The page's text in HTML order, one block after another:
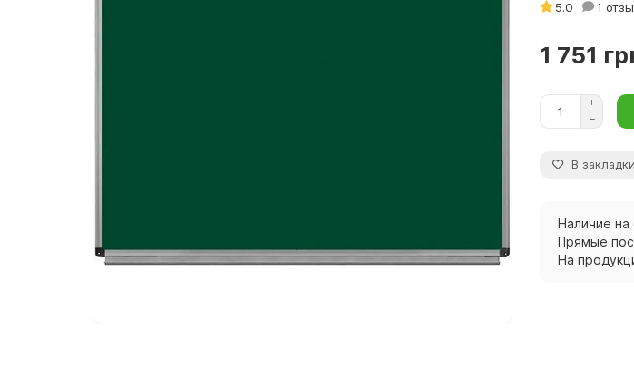
5.0 1
1 751
В закладки
Наличие
Прямые
На